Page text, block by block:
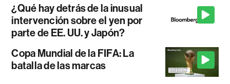
¿Qué hay detrás de la inusual
intervención sobre el yen por
parte de EE. UU. y Japón?
Copa Mundial de la FIFA: La
batalla de las marcas